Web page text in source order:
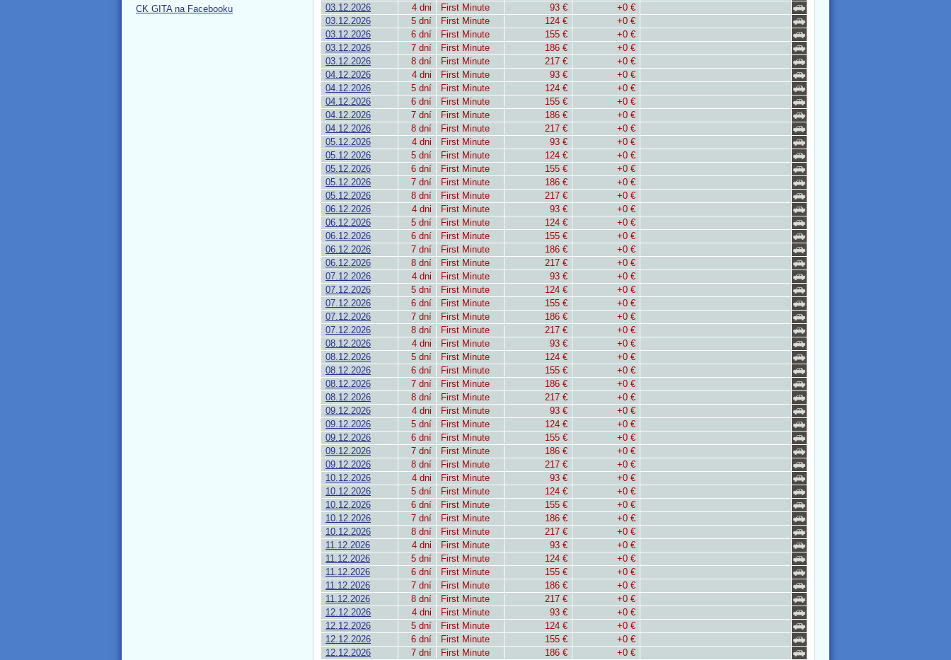
03.12.2026
4 dni First Minute 93 €
+0 €
03.12.2026
5 dní First Minute 124 €
+0 €
03.12.2026
6 dní First Minute 155 €
+0 €
03.12.2026
7 dní First Minute 186 €
+0 €
03.12.2026
8 dní First Minute 217 €
+0 €
04.12.2026
4 dni First Minute 93 €
+0 €
04.12.2026
5 dní First Minute 124 €
+0 €
04.12.2026
6 dní First Minute 155 €
+0 €
04.12.2026
7 dní First Minute 186 €
+0 €
04.12.2026
8 dní First Minute 217 €
+0 €
05.12.2026
4 dni First Minute 93 €
+0 €
05.12.2026
5 dní First Minute 124 €
+0 €
05.12.2026
6 dní First Minute 155 €
+0 €
05.12.2026
7 dní First Minute 186 €
+0 €
05.12.2026
8 dní First Minute 217 €
+0 €
06.12.2026
4 dni First Minute 93 €
+0 €
06.12.2026
5 dní First Minute 124 €
+0 €
06.12.2026
6 dní First Minute 155 €
+0 €
06.12.2026
7 dní First Minute 186 €
+0 €
06.12.2026
8 dní First Minute 217 €
+0 €
07.12.2026
4 dni First Minute 93 €
+0 €
07.12.2026
5 dní First Minute 124 €
+0 €
07.12.2026
6 dní First Minute 155 €
+0 €
07.12.2026
7 dní First Minute 186 €
+0 €
07.12.2026
8 dní First Minute 217 €
+0 €
08.12.2026
4 dni First Minute 93 €
+0 €
08.12.2026
5 dní First Minute 124 €
+0 €
08.12.2026
6 dní First Minute 155 €
+0 €
08.12.2026
7 dní First Minute 186 €
+0 €
08.12.2026
8 dní First Minute 217 €
+0 €
09.12.2026
4 dni First Minute 93 €
+0 €
09.12.2026
5 dní First Minute 124 €
+0 €
09.12.2026
6 dní First Minute 155 €
+0 €
09.12.2026
7 dní First Minute 186 €
+0 €
09.12.2026
8 dní First Minute 217 €
+0 €
10.12.2026
4 dni First Minute 93 €
+0 €
10.12.2026
5 dní First Minute 124 €
+0 €
10.12.2026
6 dní First Minute 155 €
+0 €
10.12.2026
7 dní First Minute 186 €
+0 €
10.12.2026
8 dní First Minute 217 €
+0 €
11.12.2026
4 dni First Minute 93 €
+0 €
11.12.2026
5 dní First Minute 124 €
+0 €
11.12.2026
6 dní First Minute 155 €
+0 €
11.12.2026
7 dní First Minute 186 €
+0 €
11.12.2026
8 dní First Minute 217 €
+0 €
12.12.2026
4 dni First Minute 93 €
+0 €
12.12.2026
5 dní First Minute 124 €
+0 €
12.12.2026
6 dní First Minute 155 €
+0 €
12.12.2026
7 dní First Minute 186 €
+0 €
CK GITA na Facebooku